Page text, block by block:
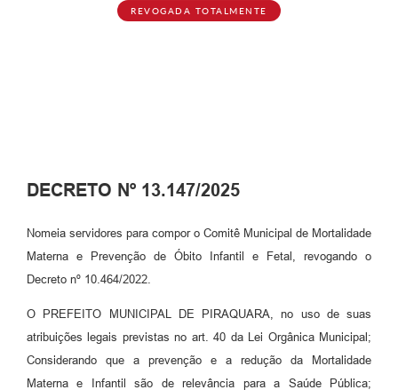
REVOGADA TOTALMENTE
DECRETO Nº 13.147/2025
Nomeia servidores para compor o Comitê Municipal de Mortalidade
Materna e Prevenção de Óbito Infantil e Fetal, revogando o
Decreto nº 10.464/2022.
O PREFEITO MUNICIPAL DE PIRAQUARA, no uso de suas
atribuições legais previstas no art. 40 da Lei Orgânica Municipal;
Considerando que a prevenção e a redução da Mortalidade
Materna e Infantil são de relevância para a Saúde Pública;